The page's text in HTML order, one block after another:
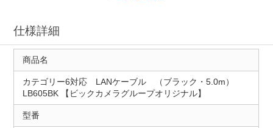
仕様詳細
商品名
カテゴリー6対応 LANケーブル （ブラック・5.0m）
LB605BK 【ビックカメラグループオリジナル】
型番